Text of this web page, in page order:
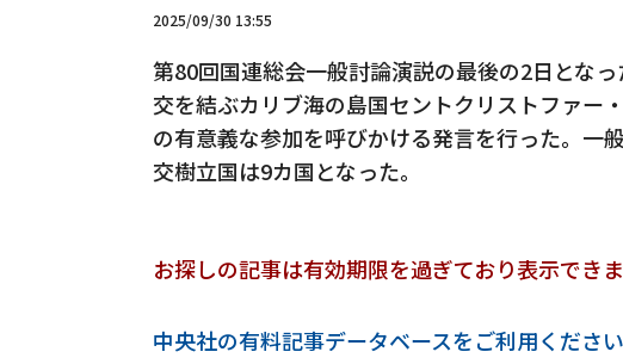
2025/09/30 13:55
第80回国連総会一般討論演説の最後の2日とな
交を結ぶカリブ海の島国セントクリストファー
の有意義な参加を呼びかける発言を行った。一
交樹立国は9カ国となった。
お探しの記事は有効期限を過ぎており表示できま
中央社の有料記事データベースをご利用ください